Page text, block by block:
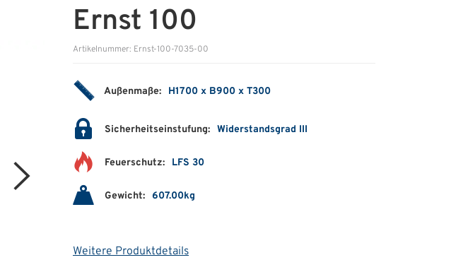
Ernst 100
Artikelnummer: Ernst-100-7035-00
Außenmaße: H1700 x B900 x T300
Sicherheitseinstufung: Widerstandsgrad III
Feuerschutz: LFS 30
Gewicht: 607.00kg
Weitere Produktdetails